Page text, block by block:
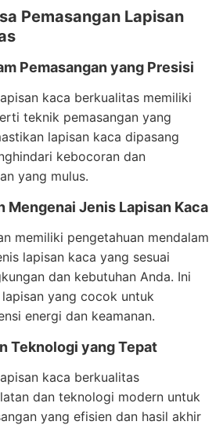
Pemasangan Lapisan
Pemasangan yang Presisi
kaca berkualitas memiliki
teknik pemasangan yang
lapisan kaca dipasang
kebocoran dan
yang mulus.
Mengenai Jenis Lapisan Kaca
memiliki pengetahuan mendalam
lapisan kaca yang sesuai
dan kebutuhan Anda. Ini
yang cocok untuk
energi dan keamanan.
Teknologi yang Tepat
kaca berkualitas
dan teknologi modern untuk
yang efisien dan hasil akhir